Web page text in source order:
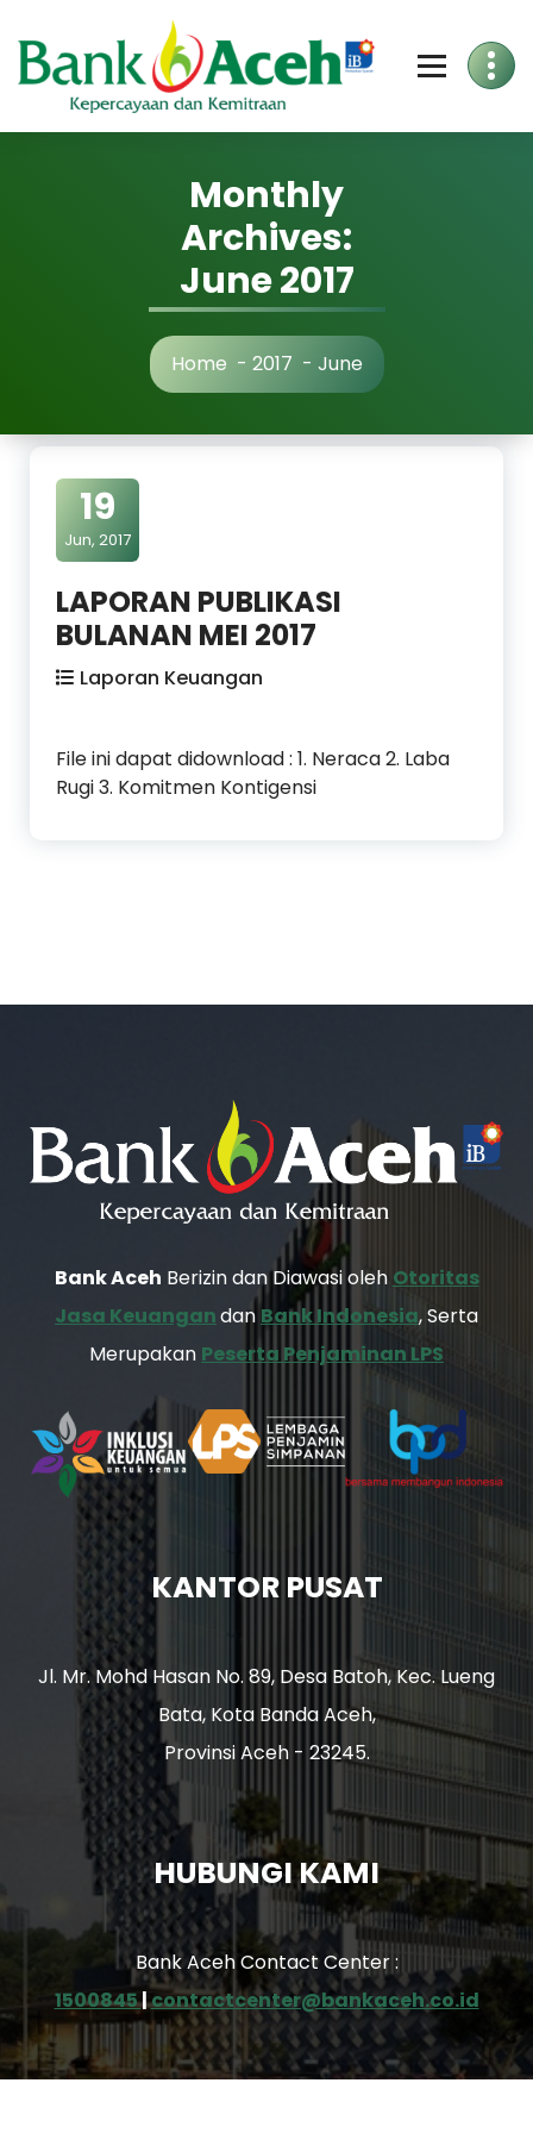
to
Content
Monthly
Archives:
June 2017
Home - 2017 - June
19
Jun, 2017
LAPORAN PUBLIKASI
BULANAN MEI 2017
Laporan Keuangan
File ini dapat didownload : 1. Neraca 2. Laba
Rugi 3. Komitmen Kontigensi
Bank Aceh Berizin dan Diawasi oleh Otoritas
Jasa Keuangandan Bank Indonesia, Serta
Merupakan Peserta Penjaminan LPS
KANTOR PUSAT
Jl. Mr. Mohd Hasan No. 89, Desa Batoh, Kec. Lueng
Bata, Kota Banda Aceh,
Provinsi Aceh - 23245.
HUBUNGI KAMI
Bank Aceh Contact Center :
1500845|contactcenter@bankaceh.co.id